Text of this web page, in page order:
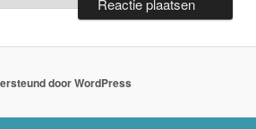
door WordPress